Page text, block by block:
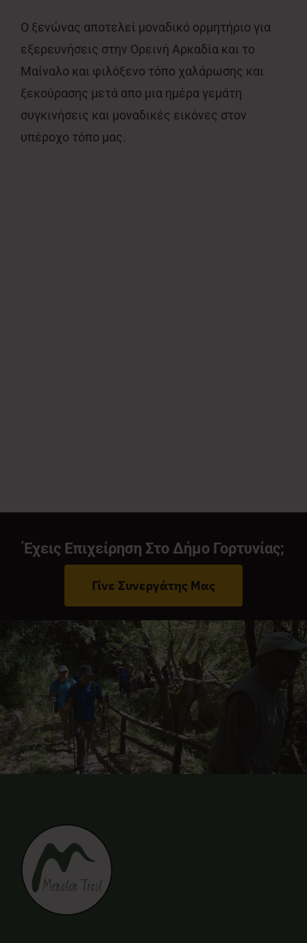
Ο ξενώνας αποτελεί μοναδικό ορμητήριο για
εξερευνήσεις στην Ορεινή Αρκαδία και το
Μαίναλο και φιλόξενο τόπο χαλάρωσης και
ξεκούρασης μετά απο μια ημέρα γεμάτη
συγκινήσεις και μοναδικές εικόνες στον
υπέροχο τόπο μας.
Έχεις Επιχείρηση Στο Δήμο Γορτυνίας;
Γίνε Συνεργάτης Μας